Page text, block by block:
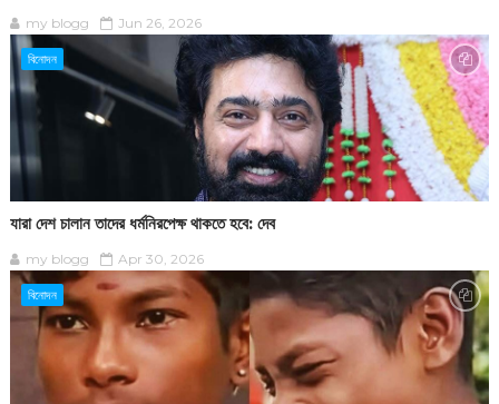
my blogg Jun 26, 2026
বিনোদন
যারা দেশ চালান তাদের ধর্মনিরপেক্ষ থাকতে হবে: দেব
my blogg Apr 30, 2026
বিনোদন